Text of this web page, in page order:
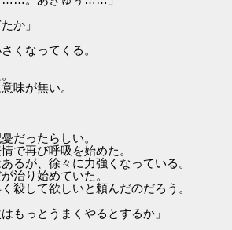
か」
くなってくる。
味が無い。
だったらしい。
で再び呼吸を始めた。
るが、徐々に力強くなっている。
治り始めていた。
殺して欲しいと頼んだのだろう。
もっとうまくやるとするか」